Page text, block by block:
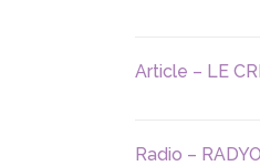
Article – LE
Radio –